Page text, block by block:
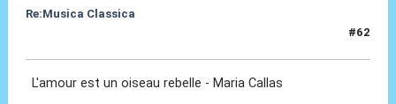
Re:Musica Classica
#62
L'amour est un oiseau rebelle - Maria Callas